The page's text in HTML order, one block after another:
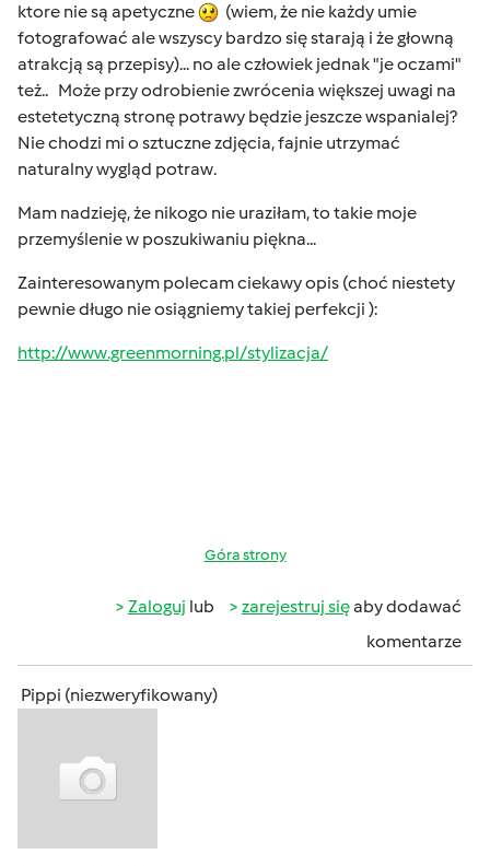
ktore nie są apetyczne
(wiem, że nie każdy umie
fotografować ale wszyscy bardzo się starają i że głowną
atrakcją są przepisy)... no ale człowiek jednak "je oczami"
też.. Może przy odrobienie zwrócenia większej uwagi na
estetetyczną stronę potrawy będzie jeszcze wspanialej?
Nie chodzi mi o sztuczne zdjęcia, fajnie utrzymać
naturalny wygląd potraw.
Mam nadzieję, że nikogo nie uraziłam, to takie moje
przemyślenie w poszukiwaniu piękna...
Zainteresowanym polecam ciekawy opis (choć niestety
pewnie długo nie osiągniemy takiej perfekcji ):
http://www.greenmorning.pl/stylizacja/
Góra strony
Zaloguj lub zarejestruj sięaby dodawać
komentarze
Pippi (niezweryfikowany)